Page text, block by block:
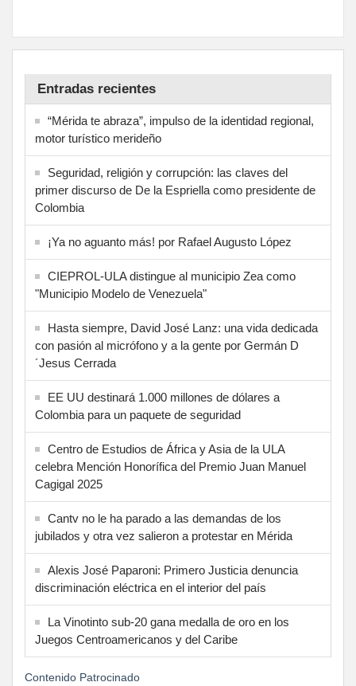
Entradas recientes
“Mérida te abraza”, impulso de la identidad regional,
motor turístico merideño
Seguridad, religión y corrupción: las claves del
primer discurso de De la Espriella como presidente de
Colombia
¡Ya no aguanto más! por Rafael Augusto López
CIEPROL-ULA distingue al municipio Zea como
"Municipio Modelo de Venezuela"
Hasta siempre, David José Lanz: una vida dedicada
con pasión al micrófono y a la gente por Germán D
´Jesus Cerrada
EE UU destinará 1.000 millones de dólares a
Colombia para un paquete de seguridad
Centro de Estudios de África y Asia de la ULA
celebra Mención Honorífica del Premio Juan Manuel
Cagigal 2025
Cantv no le ha parado a las demandas de los
jubilados y otra vez salieron a protestar en Mérida
Alexis José Paparoni: Primero Justicia denuncia
discriminación eléctrica en el interior del país
La Vinotinto sub-20 gana medalla de oro en los
Juegos Centroamericanos y del Caribe
Contenido Patrocinado